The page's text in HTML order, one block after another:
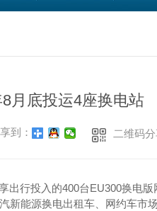
企业相册
荣誉资质
行业
知识
月底投运4座换电站
到： 二维码
行投入的400台EU300换电版
新能源换电出租车、网约车市场